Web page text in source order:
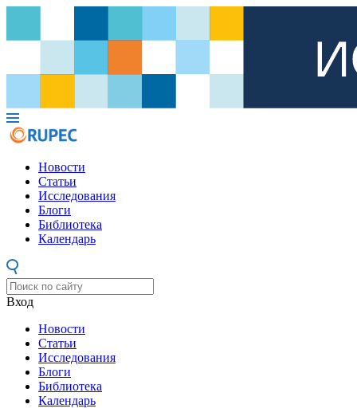
Новости
Статьи
Исследования
Блоги
Библиотека
Календарь
Вход
Новости
Статьи
Исследования
Блоги
Библиотека
Календарь